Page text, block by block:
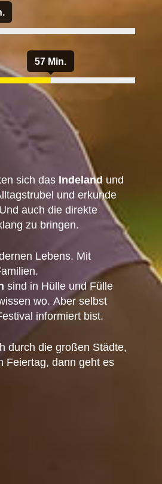
57 Min.
sich das Indeland und
und erkunde
auch die direkte
zu bringen.
Lebens. Mit
sind in Hülle und Fülle
wo. Aber selbst
informiert bist.
durch die großen Städte,
Feiertag, dann geht es